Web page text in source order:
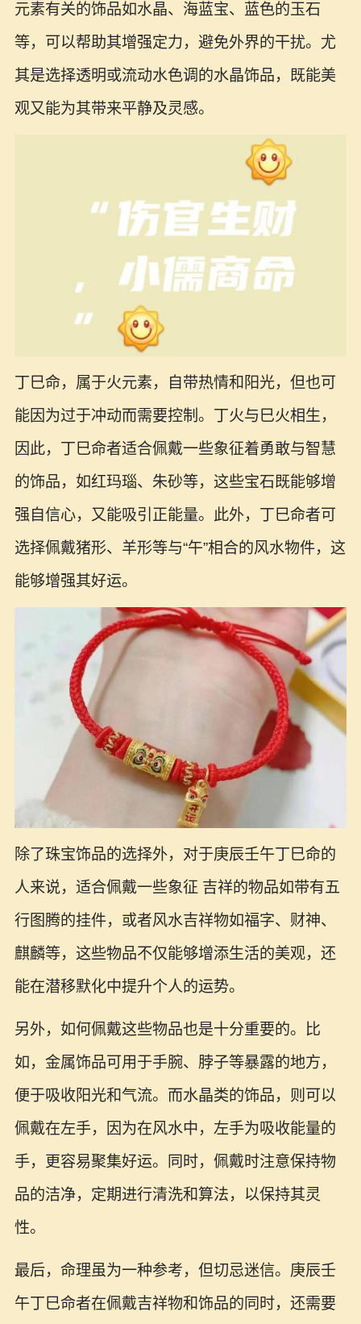
元素有关的饰品如水晶、海蓝宝、蓝色的玉石
等，可以帮助其增强定力，避免外界的干扰。尤
其是选择透明或流动水色调的水晶饰品，既能美
观又能为其带来平静及灵感。
丁巳命，属于火元素，自带热情和阳光，但也可
能因为过于冲动而需要控制。丁火与巳火相生，
因此，丁巳命者适合佩戴一些象征着勇敢与智慧
的饰品，如红玛瑙、朱砂等，这些宝石既能够增
强自信心，又能吸引正能量。此外，丁巳命者可
选择佩戴猪形、羊形等与“午”相合的风水物件，这
能够增强其好运。
除了珠宝饰品的选择外，对于庚辰壬午丁巳命的
人来说，适合佩戴一些象征 吉祥的物品如带有五
行图腾的挂件，或者风水吉祥物如福字、财神、
麒麟等，这些物品不仅能够增添生活的美观，还
能在潜移默化中提升个人的运势。
另外，如何佩戴这些物品也是十分重要的。比
如，金属饰品可用于手腕、脖子等暴露的地方，
便于吸收阳光和气流。而水晶类的饰品，则可以
佩戴在左手，因为在风水中，左手为吸收能量的
手，更容易聚集好运。同时，佩戴时注意保持物
品的洁净，定期进行清洗和算法，以保持其灵
性。
最后，命理虽为一种参考，但切忌迷信。庚辰壬
午丁巳命者在佩戴吉祥物和饰品的同时，还需要